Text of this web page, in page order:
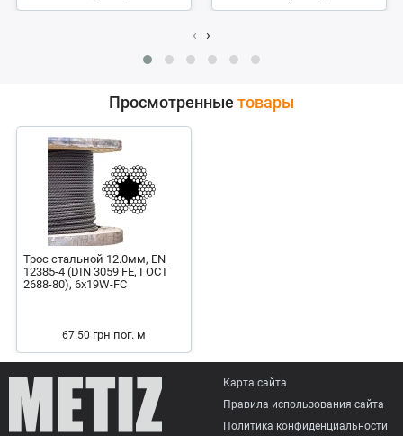
‹ ›
Просмотренные товары
Трос стальной 12.0мм, EN
12385-4 (DIN 3059 FE, ГОСТ
2688-80), 6x19W-FC
67.50 грн пог. м
Карта сайта
Правила использования сайта
Политика конфиденциальности